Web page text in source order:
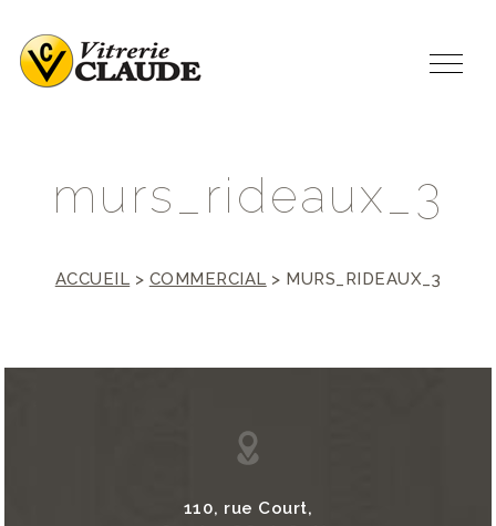
murs rideaux 3
ACCUEIL > COMMERCIAL > MURS_RIDEAUX_3
110, rue Court,